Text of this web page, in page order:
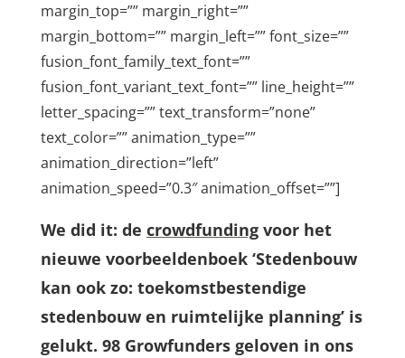
margin_top=”” margin_right=””
margin_bottom=”” margin_left=”” font_size=””
fusion_font_family_text_font=””
fusion_font_variant_text_font=”” line_height=””
letter_spacing=”” text_transform=”none”
text_color=”” animation_type=””
animation_direction=”left”
animation_speed=”0.3″ animation_offset=””]
We did it: de crowdfundingvoor het
nieuwe voorbeeldenboek ‘Stedenbouw
kan ook zo: toekomstbestendige
stedenbouw en ruimtelijke planning’ is
gelukt. 98 Growfunders geloven in ons